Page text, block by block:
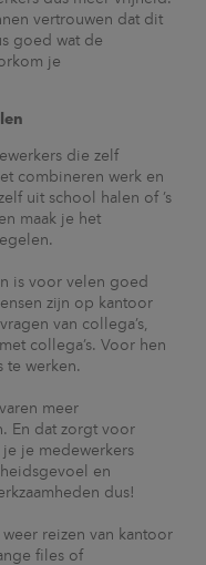
vertrouwen dat dit
goed wat de
je
die zelf
combineren werk en
uit school halen of ’s
maak je het
is voor velen goed
zijn op kantoor
van collega’s,
collega’s. Voor hen
te werken.
meer
En dat zorgt voor
je medewerkers
en
dus!
reizen van kantoor
files of